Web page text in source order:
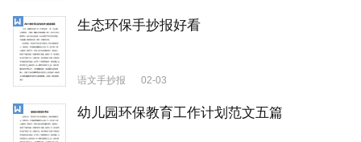
生态环保手抄报好看
语文手抄报 02-03
幼儿园环保教育工作计划范文五篇